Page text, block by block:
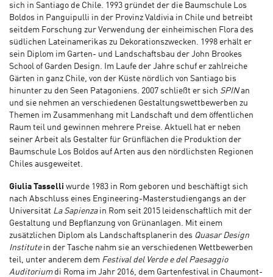
sich in Santiago de Chile. 1993 gründet der die Baumschule Los
Boldos in Panguipulli in der Provinz Valdivia in Chile und betreibt
seitdem Forschung zur Verwendung der einheimischen Flora des
südlichen Lateinamerikas zu Dekorationszwecken. 1998 erhält er
sein Diplom im Garten- und Landschaftsbau der John Brookes
School of Garden Design. Im Laufe der Jahre schuf er zahlreiche
Gärten in ganz Chile, von der Küste nördlich von Santiago bis
hinunter zu den Seen Patagoniens. 2007 schließt er sich SPINan
und sie nehmen an verschiedenen Gestaltungswettbewerben zu
Themen im Zusammenhang mit Landschaft und dem öffentlichen
Raum teil und gewinnen mehrere Preise. Aktuell hat er neben
seiner Arbeit als Gestalter für Grünflächen die Produktion der
Baumschule Los Boldos auf Arten aus den nördlichsten Regionen
Chiles ausgeweitet.
Giulia Tasselli wurde 1983 in Rom geboren und beschäftigt sich
nach Abschluss eines Engineering-Masterstudiengangs an der
Universität La Sapienzain Rom seit 2015 leidenschaftlich mit der
Gestaltung und Bepflanzung von Grünanlagen. Mit einem
zusätzlichen Diplom als Landschaftsplanerin des Quasar Design
Institute in der Tasche nahm sie an verschiedenen Wettbewerben
teil, unter anderem dem Festival del Verde e del Paesaggio
Auditoriumdi Roma im Jahr 2016, dem Gartenfestival in Chaumont-